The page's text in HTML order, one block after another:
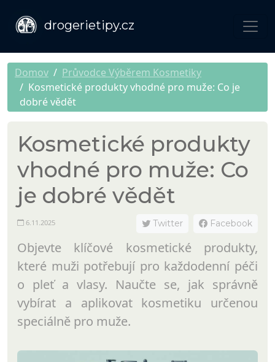
drogerietipy.cz
Domov
Průvodce Výběrem Kosmetiky
Kosmetické produkty vhodné pro muže: Co je
dobré vědět
Kosmetické produkty
vhodné pro muže: Co
je dobré vědět
6.11.2025 Twitter Facebook
Objevte klíčové kosmetické produkty,
které muži potřebují pro každodenní péči
o pleť a vlasy. Naučte se, jak správně
vybírat a aplikovat kosmetiku určenou
speciálně pro muže.